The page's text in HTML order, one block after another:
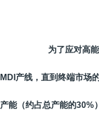
为了应对高
MDI产线，直到终端市场
产能（约占总产能的30%